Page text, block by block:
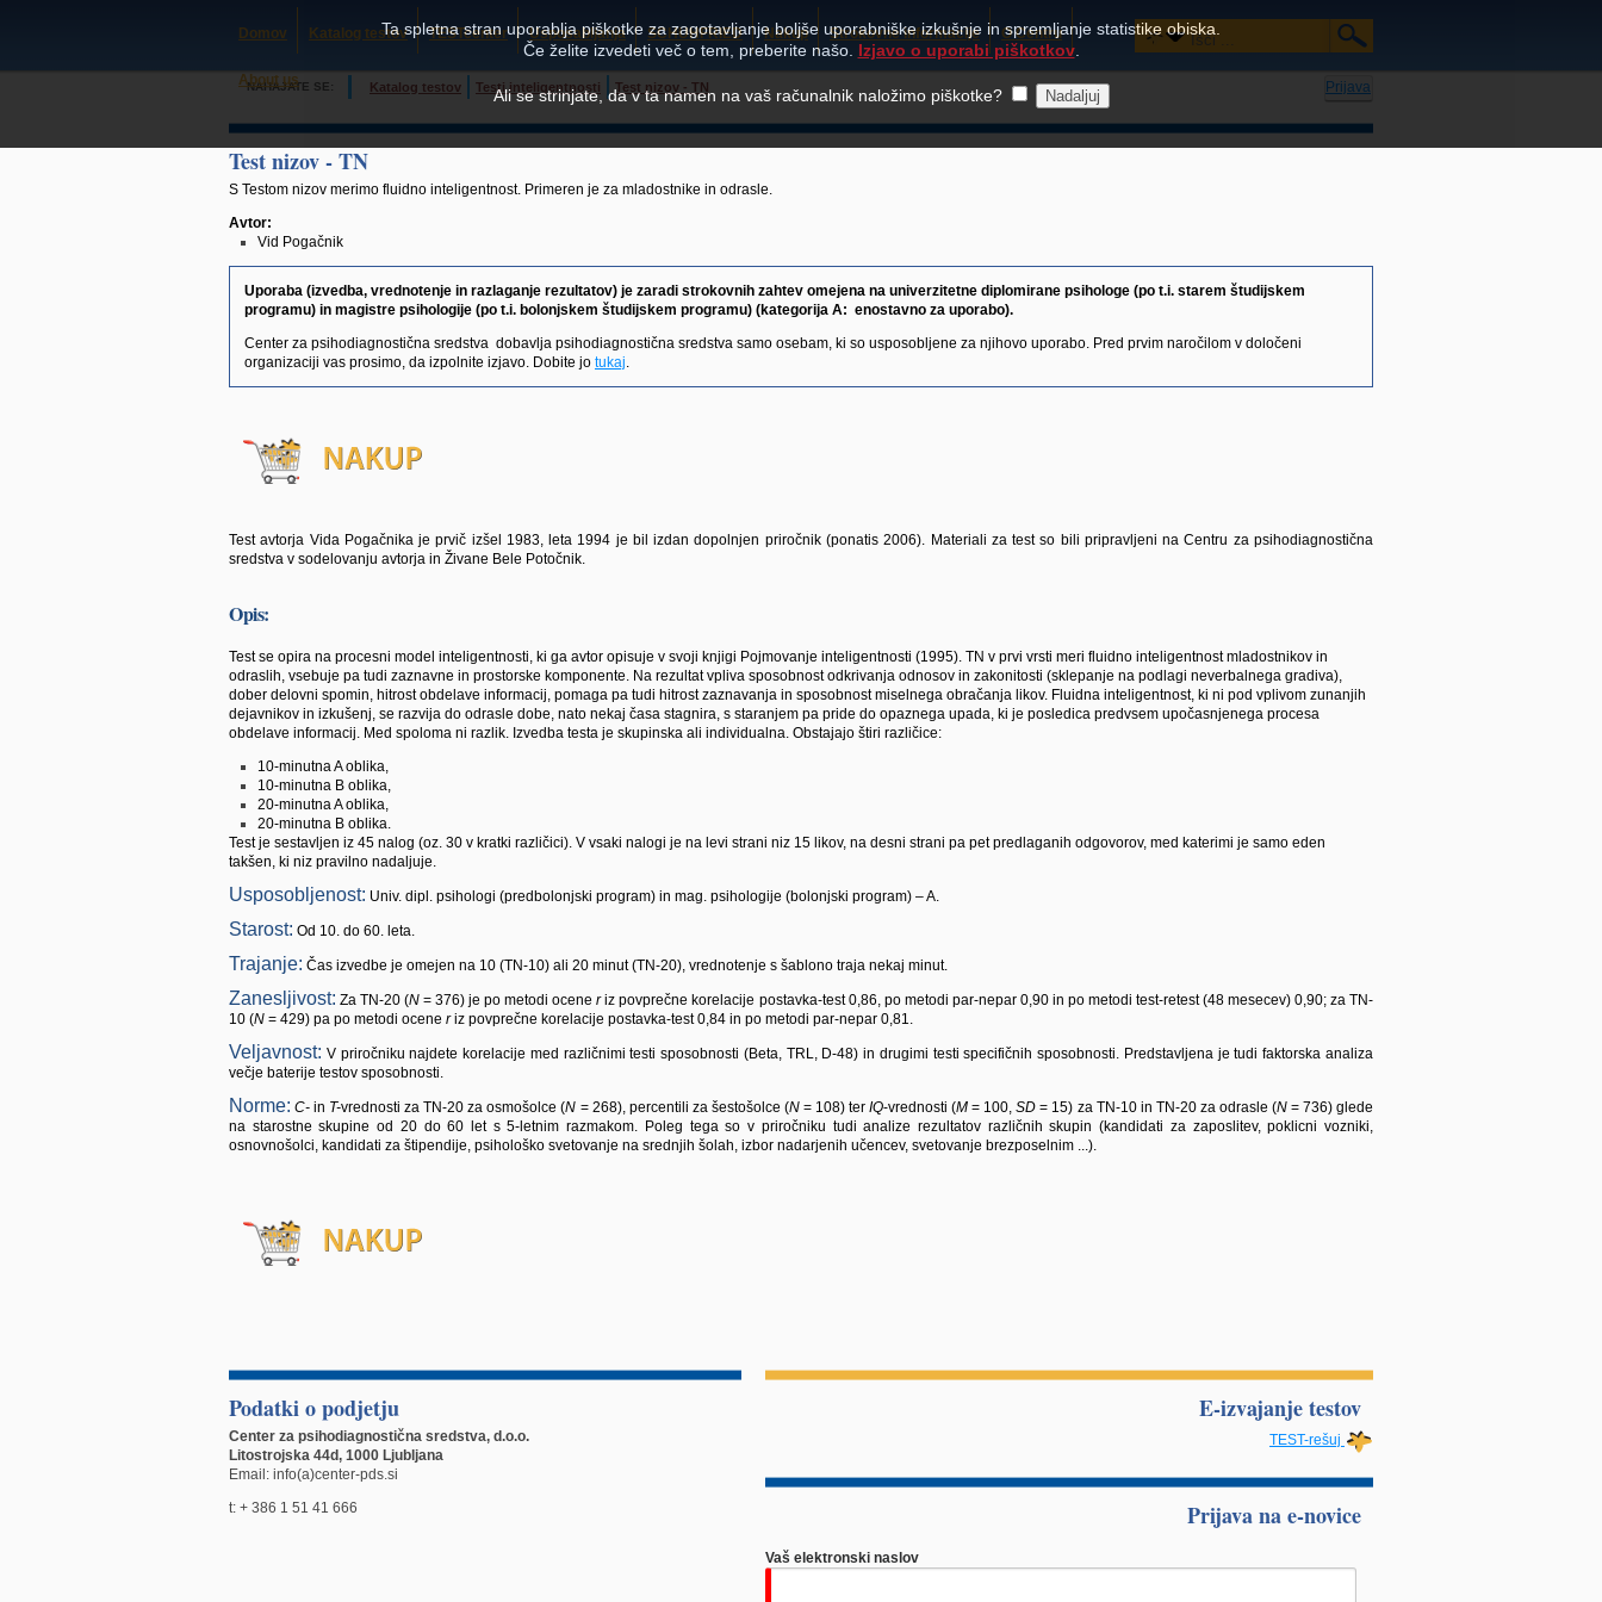
Domov Katalog testov TESTcenter Usposabljanja SCHUHFRIED Nakup Strokovne informacije O Centru
About us Prijava
NAHAJATE SE: Katalog testov Testi inteligentnosti Test nizov - TN
Test nizov - TN
S Testom nizov merimo fluidno inteligentnost. Primeren je za mladostnike in odrasle.
Avtor:
Vid Pogačnik
Uporaba (izvedba, vrednotenje in razlaganje rezultatov) je zaradi strokovnih zahtev omejena na univerzitetne diplomirane psihologe (po t.i. starem študijskem
programu) in magistre psihologije (po t.i. bolonjskem študijskem programu) (kategorija A: enostavno za uporabo).
Center za psihodiagnostična sredstva dobavlja psihodiagnostična sredstva samo osebam, ki so usposobljene za njihovo uporabo. Pred prvim naročilom v določeni
organizaciji vas prosimo, da izpolnite izjavo. Dobite jo tukaj.
Test avtorja Vida Pogačnika je prvič izšel 1983, leta 1994 je bil izdan dopolnjen priročnik (ponatis 2006). Materiali za test so bili pripravljeni na Centru za psihodiagnostična
sredstva v sodelovanju avtorja in Živane Bele Potočnik.
Opis:
Test se opira na procesni model inteligentnosti, ki ga avtor opisuje v svoji knjigi Pojmovanje inteligentnosti (1995). TN v prvi vrsti meri fluidno inteligentnost mladostnikov in
odraslih, vsebuje pa tudi zaznavne in prostorske komponente. Na rezultat vpliva sposobnost odkrivanja odnosov in zakonitosti (sklepanje na podlagi neverbalnega gradiva),
dober delovni spomin, hitrost obdelave informacij, pomaga pa tudi hitrost zaznavanja in sposobnost miselnega obračanja likov. Fluidna inteligentnost, ki ni pod vplivom zunanjih
dejavnikov in izkušenj, se razvija do odrasle dobe, nato nekaj časa stagnira, s staranjem pa pride do opaznega upada, ki je posledica predvsem upočasnjenega procesa
obdelave informacij. Med spoloma ni razlik. Izvedba testa je skupinska ali individualna. Obstajajo štiri različice:
10-minutna A oblika,
10-minutna B oblika,
20-minutna A oblika,
20-minutna B oblika.
Test je sestavljen iz 45 nalog (oz. 30 v kratki različici). V vsaki nalogi je na levi strani niz 15 likov, na desni strani pa pet predlaganih odgovorov, med katerimi je samo eden
takšen, ki niz pravilno nadaljuje.
Usposobljenost: Univ. dipl. psihologi (predbolonjski program) in mag. psihologije (bolonjski program) – A.
Starost: Od 10. do 60. leta.
Trajanje: Čas izvedbe je omejen na 10 (TN-10) ali 20 minut (TN-20), vrednotenje s šablono traja nekaj minut.
Zanesljivost: Za TN-20 (N = 376) je po metodi oceneriz povprečne korelacije postavka-test 0,86, po metodi par-nepar 0,90 in po metodi test-retest (48 mesecev) 0,90; za TN-
10 (N = 429) pa po metodi ocene riz povprečne korelacije postavka-test 0,84 in po metodi par-nepar 0,81.
Veljavnost: V priročniku najdete korelacije med različnimi testi sposobnosti (Beta, TRL, D-48) in drugimi testi specifičnih sposobnosti. Predstavljena je tudi faktorska analiza
večje baterije testov sposobnosti.
Norme: C- in T-vrednosti za TN-20 za osmošolce (N = 268), percentili za šestošolce (N= 108) terIQ-vrednosti (M = 100,SD = 15) za TN-10 in TN-20 za odrasle (N= 736) glede
na starostne skupine od 20 do 60 let s 5-letnim razmakom. Poleg tega so v priročniku tudi analize rezultatov različnih skupin (kandidati za zaposlitev, poklicni vozniki,
osnovnošolci, kandidati za štipendije, psihološko svetovanje na srednjih šolah, izbor nadarjenih učencev, svetovanje brezposelnim ...).
Podatki o podjetju
Center za psihodiagnostična sredstva, d.o.o.
Litostrojska 44d, 1000 Ljubljana
Email: info(a)center-pds.si
t: + 386 1 51 41 666
E-izvajanje testov
TEST-rešuj
Prijava na e-novice
Vaš elektronski naslov
Ta spletna stran uporablja piškotke za zagotavljanje boljše uporabniške izkušnje in spremljanje statistike obiska.
Če želite izvedeti več o tem, preberite našo. Izjavo o uporabi piškotkov.
Ali se strinjate, da v ta namen na vaš računalnik naložimo piškotke?